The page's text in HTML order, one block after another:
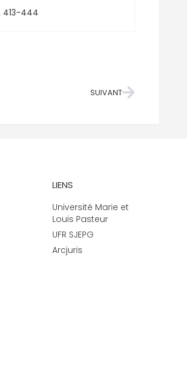
413-444
SUIVANT
LIENS
Université Marie et
Louis Pasteur
UFR SJEPG
Arcjuris